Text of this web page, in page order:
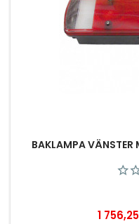
BAKLAMPA VÄNSTER
Pris
1